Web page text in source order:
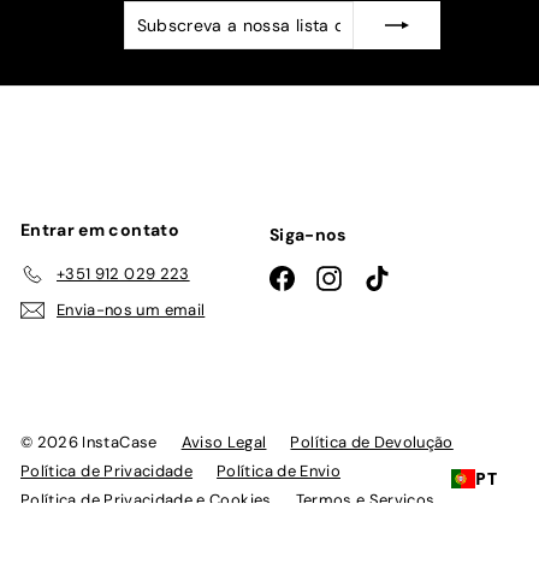
Subscreva
a
Subscrever
Entrar em contato
+351 912 029 223
Envia-nos um email
Siga-nos
FacebookInstagramTikTok
© 2026 InstaCase Aviso Legal
Política de Devolução
Política de Privacidade
Política de Envio
Política de Privacidade e Cookies
Termos e Serviços
PT